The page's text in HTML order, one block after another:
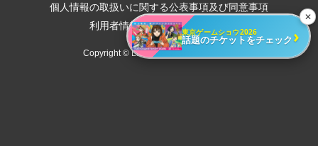
個人情報の取扱いに関する公表事項及び同意事項
利用者情報の外部送信について
Copyright © Lawson Entertainment, Inc.
✕
東京ゲームショウ2026
話題のチケットをチェック ›